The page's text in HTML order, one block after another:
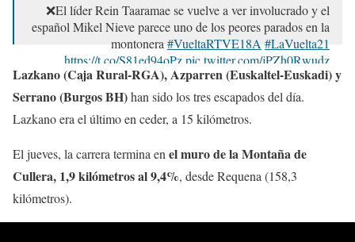
❌El líder Rein Taaramae se vuelve a ver involucrado y el
español Mikel Nieve parece uno de los peores parados en la
montonera #VueltaRTVE18A #LaVuelta21
https://t.co/S81ed94oPzpic.twitter.com/jPZh0Rwudz
— Teledeporte (@teledeporte)
18 de agosto de 2021
Lazkano (Caja Rural-RGA), Azparren (Euskaltel-Euskadi) y
Serrano (Burgos BH)han sido los tres escapados del día.
Lazkano era el último en ceder, a 15 kilómetros.
El jueves, la carrera termina en el muro de la Montaña de
Cullera, 1,9 kilómetros al 9,4%, desde Requena (158,3
kilómetros).